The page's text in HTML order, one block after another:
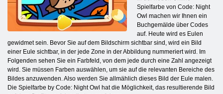
Spielfarbe von Code: Night
Owl machen wir Ihnen ein
Buchgemälde über Codes
auf. Heute wird es Eulen
gewidmet sein. Bevor Sie auf dem Bildschirm sichtbar sind, wird ein Bild
einer Eule sichtbar, in der jede Zone in der Abbildung nummeriert wird. Im
Folgenden sehen Sie ein Farbfeld, von dem jede durch eine Zahl angezeigt
wird. Sie müssen Farben auswählen, um sie auf die relevanten Bereiche des
Bildes anzuwenden. Also werden Sie allmählich dieses Bild der Eule malen.
Die Spielfarbe by Code: Night Owl hat die Möglichkeit, das resultierende Bild